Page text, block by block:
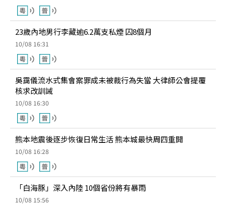
23歲內地男行李藏逾6.2萬支私煙 囚8個月
10/08 16:31
吳靄儀流水式集會案罪成未被裁行為失當 大律師公會提覆
核求改訓誡
10/08 16:30
熊本地震後逐步恢復日常生活 熊本城最快周四重開
10/08 16:28
「白海豚」深入內陸 10個省份將有暴雨
10/08 15:56